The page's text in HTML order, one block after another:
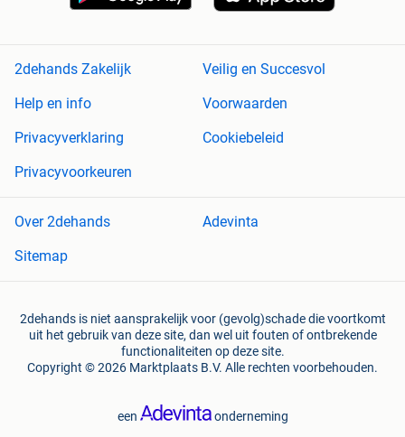
2dehands Zakelijk
Veilig en Succesvol
Help en info
Voorwaarden
Privacyverklaring
Cookiebeleid
Privacyvoorkeuren
Over 2dehands
Adevinta
Sitemap
2dehands is niet aansprakelijk voor (gevolg)schade die voortkomt
uit het gebruik van deze site, dan wel uit fouten of ontbrekende
functionaliteiten op deze site.
Copyright © 2026 Marktplaats B.V. Alle rechten voorbehouden.
een onderneming